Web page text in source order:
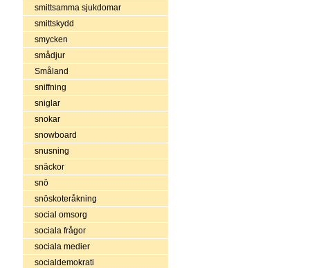
smittsamma sjukdomar
smittskydd
smycken
smådjur
Småland
sniffning
sniglar
snokar
snowboard
snusning
snäckor
snö
snöskoteråkning
social omsorg
sociala frågor
sociala medier
socialdemokrati